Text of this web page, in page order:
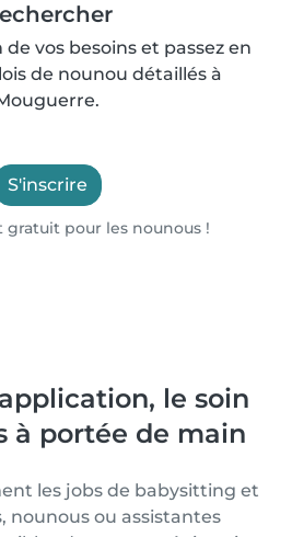
vos besoins et passez en
de nounou détaillés à
S'inscrire
gratuit pour les nounous !
le soin
à portée de main
les jobs de babysitting et
nounous ou assistantes